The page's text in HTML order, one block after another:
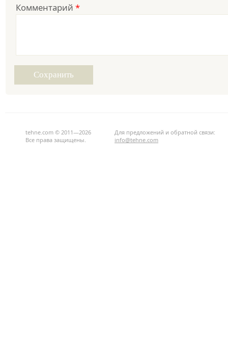
Комментарий *
tehne.com © 2011—2026
Все права защищены.
Для предложений и обратной связи:
info@tehne.com